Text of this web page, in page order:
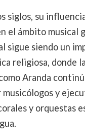
siglos, su
el ámbito musical
sigue siendo un
religiosa, donde
Aranda
musicólogos y
y orquestas